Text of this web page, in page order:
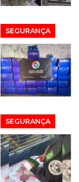
SEGURANÇA
SEGURANÇA